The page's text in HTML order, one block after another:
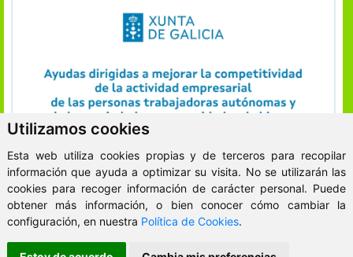
Utilizamos cookies
Esta web utiliza cookies propias y de terceros para recopilar
información que ayuda a optimizar su visita. No se utilizarán las
cookies para recoger información de carácter personal. Puede
obtener más información, o bien conocer cómo cambiar la
configuración, en nuestra Política de Cookies.
ClickViviendas
© 2026 - VitaKsa Inmobiliaria